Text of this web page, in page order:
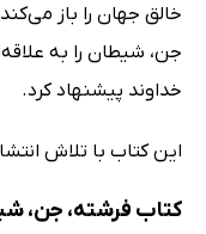
خالق جهان را باز
جن، شیطان را به
خداوند پیشنهاد کرد.
این کتاب با تلاش
کتاب فرشته، جن،